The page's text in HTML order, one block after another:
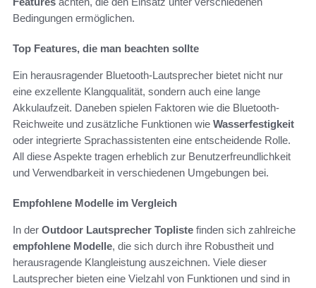
Bedingungen ermöglichen.
Top Features, die man beachten sollte
Ein herausragender Bluetooth-Lautsprecher bietet nicht nur
eine exzellente Klangqualität, sondern auch eine lange
Akkulaufzeit. Daneben spielen Faktoren wie die Bluetooth-
Reichweite und zusätzliche Funktionen wie Wasserfestigkeit
oder integrierte Sprachassistenten eine entscheidende Rolle.
All diese Aspekte tragen erheblich zur Benutzerfreundlichkeit
und Verwendbarkeit in verschiedenen Umgebungen bei.
Empfohlene Modelle im Vergleich
In der Outdoor Lautsprecher Topliste finden sich zahlreiche
empfohlene Modelle, die sich durch ihre Robustheit und
herausragende Klangleistung auszeichnen. Viele dieser
Lautsprecher bieten eine Vielzahl von Funktionen und sind in